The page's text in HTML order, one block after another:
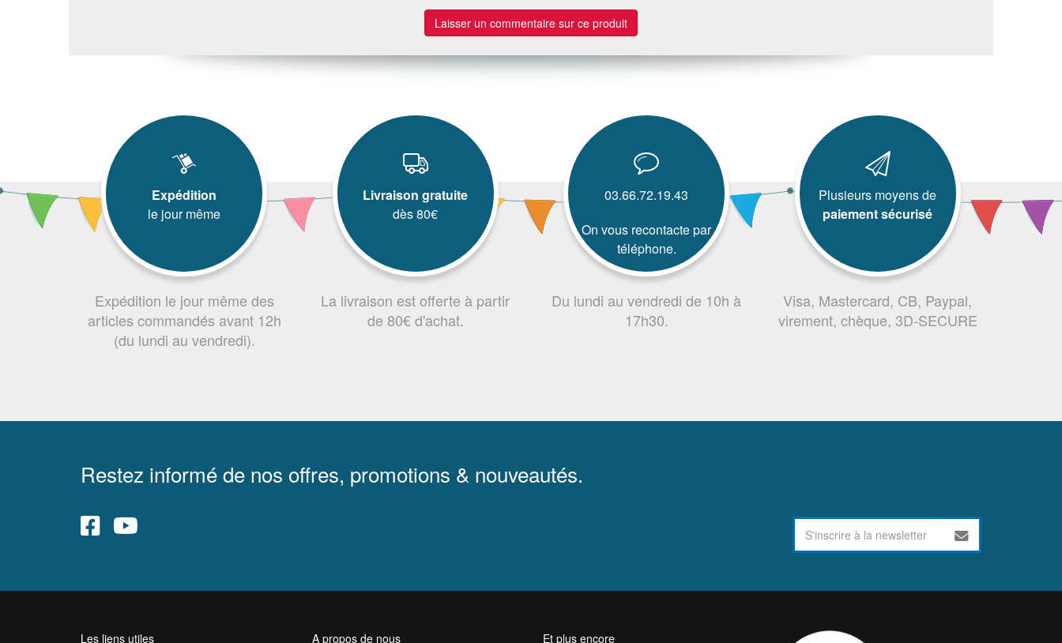
Laisser un commentaire sur ce produit
Expédition
le jour même
Expédition le jour même des
articles commandés avant 12h
(du lundi au vendredi).
Livraison gratuite
dès 80€
La livraison est offerte à partir
de 80€ d'achat.
03.66.72.19.43
On vous recontacte par
téléphone.
Du lundi au vendredi de 10h à
17h30.
Plusieurs moyens de
paiement sécurisé
Visa, Mastercard, CB, Paypal,
virement, chèque, 3D-SECURE
Restez informé de nos offres, promotions & nouveautés.
Les liens utiles A propos de nous Et plus encore